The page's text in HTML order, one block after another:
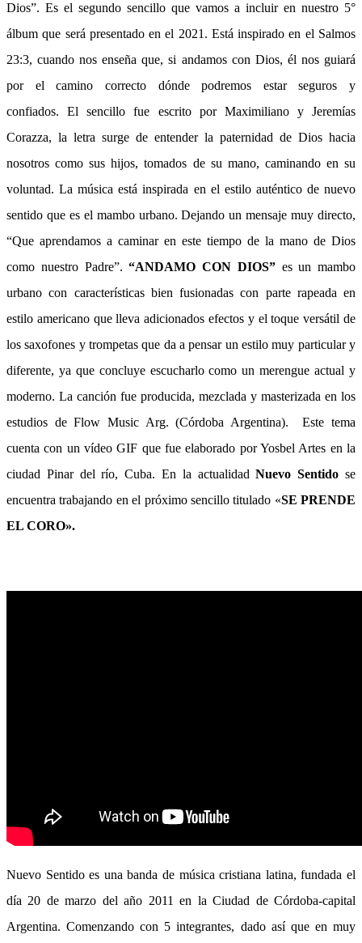
Dios”. Es el segundo sencillo que vamos a incluir en nuestro 5°
álbum que será presentado en el 2021. Está inspirado en el Salmos
23:3, cuando nos enseña que, si andamos con Dios, él nos guiará
por el camino correcto dónde podremos estar seguros y
confiados.El sencillo fue escrito por Maximiliano y Jeremías
Corazza, la letra surge de entender la paternidad de Dios hacia
nosotros como sus hijos, tomados de su mano, caminando en su
voluntad. La música está inspirada en el estilo auténtico de nuevo
sentido que es el mambo urbano. Dejando un mensaje muy directo,
“Que aprendamos a caminar en este tiempo de la mano de Dios
como nuestro Padre”.“ANDAMO CON DIOS”es un mambo
urbano con características bien fusionadas con parte rapeada en
estilo americano que lleva adicionados efectos y el toque versátil de
los saxofones y trompetas que da a pensar un estilo muy particular y
diferente, ya que concluye escucharlo como un merengue actual y
moderno. La canción fue producida, mezclada y masterizada en los
estudios de Flow Music Arg. (Córdoba Argentina).Este tema
cuenta con un vídeo GIF que fue elaborado por Yosbel Artes en la
ciudad Pinar del río, Cuba. En la actualidadNuevo Sentido se
encuentra trabajando en el próximo sencillo titulado «SE PRENDE
EL CORO».
Nuevo Sentido es una banda de música cristiana latina, fundada el
día 20 de marzo del año 2011 en la Ciudad de Córdoba-capital
Argentina.Comenzando con 5 integrantes, dado así que en muy